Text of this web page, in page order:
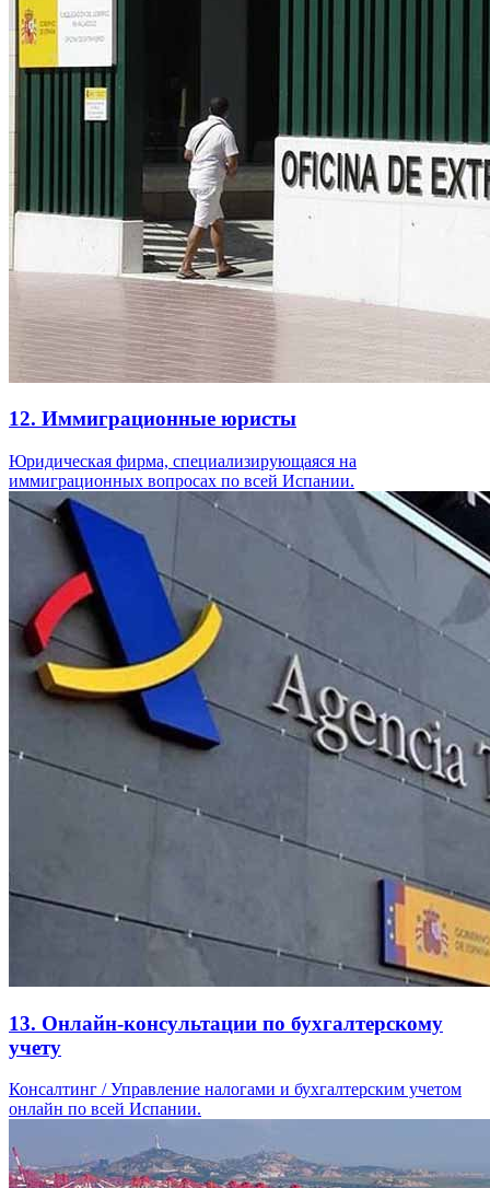
12. Иммиграционные юристы
Юридическая фирма, специализирующаяся на
иммиграционных вопросах по всей Испании.
13. Онлайн-консультации по бухгалтерскому
учету
Консалтинг / Управление налогами и бухгалтерским учетом
онлайн по всей Испании.